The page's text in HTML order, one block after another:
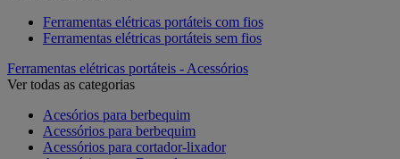
Ferramentas elétricas portáteis com fios
Ferramentas elétricas portáteis sem fios
Ferramentas elétricas portáteis - Acessórios
Ver todas as categorias
Acesórios para berbequim
Acessórios para berbequim
Acessórios para cortador-lixador